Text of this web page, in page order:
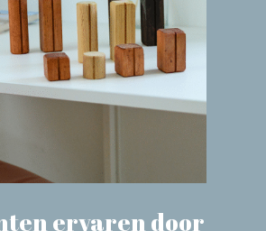
ervaren door